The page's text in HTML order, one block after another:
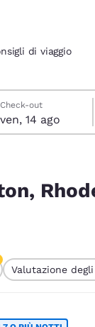
Latin America
di viaggio
Check-out
ven, 14 ago
check-out
check-in
Valutazione